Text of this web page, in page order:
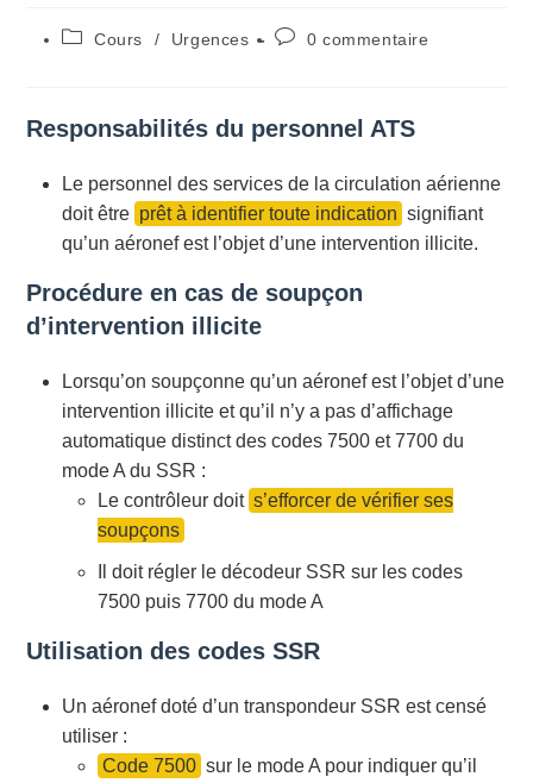
PostCours / Urgences
Commentaires
0 commentaire
Responsabilités du personnel ATS
Le personnel des services de la circulation aérienne
doit être prêt à identifier toute indication signifiant
qu’un aéronef est l’objet d’une intervention illicite.
Procédure en cas de soupçon
d’intervention illicite
Lorsqu’on soupçonne qu’un aéronef est l’objet d’une
intervention illicite et qu’il n’y a pas d’affichage
automatique distinct des codes 7500 et 7700 du
mode A du SSR :
Le contrôleur doit s’efforcer de vérifier ses
soupçons
Il doit régler le décodeur SSR sur les codes
7500 puis 7700 du mode A
Utilisation des codes SSR
Un aéronef doté d’un transpondeur SSR est censé
utiliser :
Code 7500 sur le mode A pour indiquer qu’il